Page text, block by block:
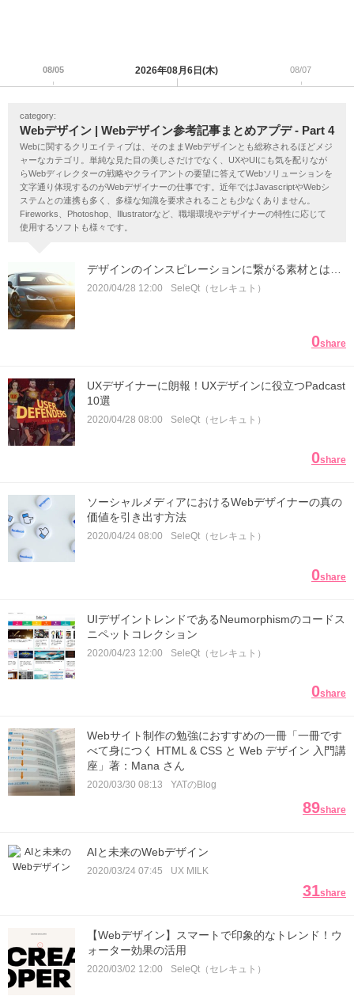
08/05 2026年08月6日(木) 08/07
category:
Webデザイン | Webデザイン参考記事まとめアプデ - Part 4
Webに関するクリエイティブは、そのままWebデザインとも総称されるほどメジ
ャーなカテゴリ。単純な見た目の美しさだけでなく、UXやUIにも気を配りなが
らWebディレクターの戦略やクライアントの要望に答えてWebソリューションを
文字通り体現するのがWebデザイナーの仕事です。近年ではJavascriptやWebシ
ステムとの連携も多く、多様な知識を要求されることも少なくありません。
Fireworks、Photoshop、Illustratorなど、職場環境やデザイナーの特性に応じて
使用するソフトも様々です。
デザインのインスピレーションに繋がる素材とは…
2020/04/28 12:00 SeleQt（セレキュト）
0share
UXデザイナーに朗報！UXデザインに役立つPadcast
10選
2020/04/28 08:00 SeleQt（セレキュト）
0share
ソーシャルメディアにおけるWebデザイナーの真の
価値を引き出す方法
2020/04/24 08:00 SeleQt（セレキュト）
0share
UIデザイントレンドであるNeumorphismのコードス
ニペットコレクション
2020/04/23 12:00 SeleQt（セレキュト）
0share
Webサイト制作の勉強におすすめの一冊「一冊です
べて身につく HTML & CSS と Web デザイン 入門講
座」著：Mana さん
2020/03/30 08:13 YATのBlog
89share
AIと未来のWebデザイン
2020/03/24 07:45 UX MILK
31share
【Webデザイン】スマートで印象的なトレンド！ウ
ォーター効果の活用
2020/03/02 12:00 SeleQt（セレキュト）